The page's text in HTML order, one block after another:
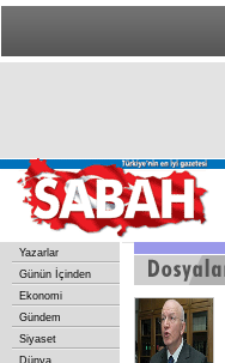
Yazarlar
Günün İçinden
Ekonomi
Gündem
Siyaset
Dünya